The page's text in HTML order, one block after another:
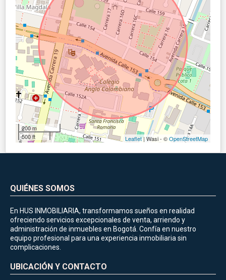
200 m
500 ft
Leaflet| Wasi - ©OpenStreetMap
QUIÉNES SOMOS
En HUS INMOBILIARIA, transformamos sueños en realidad
ofreciendo servicios excepcionales de venta, arriendo y
administración de inmuebles en Bogotá. Confía en nuestro
equipo profesional para una experiencia inmobiliaria sin
complicaciones.
UBICACIÓN Y CONTACTO